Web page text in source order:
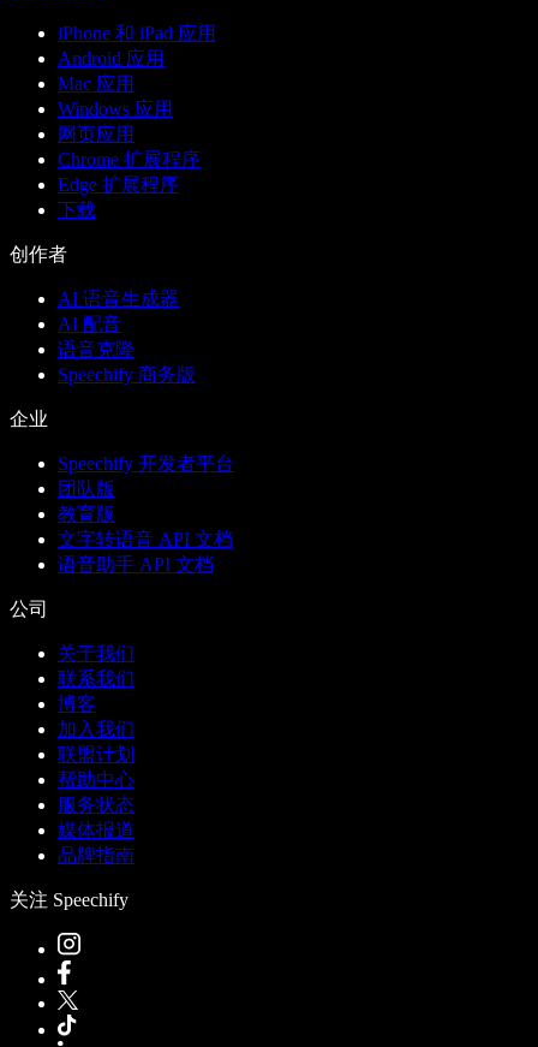
iPhone 和 iPad 应用
Android 应用
Mac 应用
Windows 应用
网页应用
Chrome 扩展程序
Edge 扩展程序
下载
创作者
AI 语音生成器
AI 配音
语音克隆
Speechify 商务版
企业
Speechify 开发者平台
团队版
教育版
文字转语音 API 文档
语音助手 API 文档
公司
关于我们
联系我们
博客
加入我们
联盟计划
帮助中心
服务状态
媒体报道
品牌指南
关注 Speechify